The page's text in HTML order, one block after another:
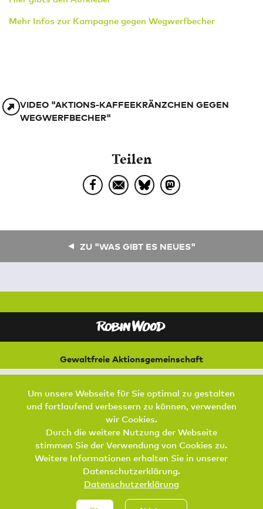
Mehr Infos zur Kampagne gegen Wegwerfbecher
VIDEO "AKTIONS-KAFFEEKRÄNZCHEN GEGEN
WEGWERFBECHER"
Teilen
ZU "WAS GIBT ES NEUES"
Gewaltfreie Aktionsgemeinschaft
für Natur und Umwelt
21073 Hamburg
AKTIV WERDEN
DATENSCHUTZ IMPRESSUM JOBS
Um unsere Webseite für Sie optimal zu gestalten
und fortlaufend verbessern zu können, verwenden
wir Cookies.
Durch die weitere Nutzung der Webseite
stimmen Sie der Verwendung von Cookies zu.
Weitere Informationen erhalten Sie in unserer
Datenschutzerklärung.
Datenschutzerklärung